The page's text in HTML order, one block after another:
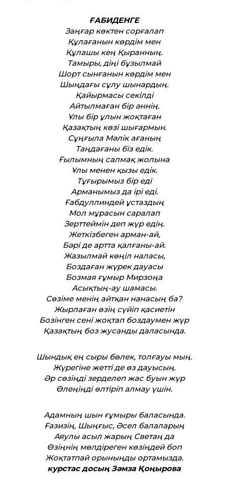
ҒАБИДЕНГЕ
Заңғар көктен сорғалап
Құлағанын көрдім мен
Құлашы кең Қыранның.
Тамыры, діңі бұзылмай
Шорт сынғанын көрдім мен
Шыңдағы сұлу шынардың.
Қайырмасы секілді
Айтылмаған бір әннің.
Ұлы бір ұлын жоқтаған
Қазақтың көзі шығармын.
Сұңғыла Мәлік ағаның
Таңдағаны біз едік.
Ғылымның салмақ жолына
Ұлы менен қызы едік.
Тұғырымыз бір еді
Арманымыз да ірі еді.
Ғабдуллиндей ұстаздың
Мол мұрасын саралап
Зерттеймін деп жүр едің.
Жеткізбеген арман-ай,
Бәрі де артта қалғаны-ай.
Жазылмай көңіл наласы,
Боздаған жүрек дауасы
Бозмая ғұмыр Мирзоңа
Асықтың-ау шамасы.
Сөзіме менің айтқан нанасың ба?
Жырлаған өзің сүйіп қасиетін
Бозінген сені жоқтап боздаумен жүр
Қазақтың боз жусанды даласында.
Шындық ең сыры бөлек, толғауы мың.
Жүрегіне жетті де өз дауысың.
Әр сөзіңді зерделеп жас буын жүр
Өлеңіңді өлтіріп алмау үшін.
Адамның шын ғұмыры баласында.
Ғазизің, Шыңғыс, Әсел балаларың
Аяулы асыл жарың Светаң да
Өзіңнің мөлдіреген көзіңдей боп
Жоқтатпай орыныңды ортамызда.
курстас досың Зәмза Қоңырова